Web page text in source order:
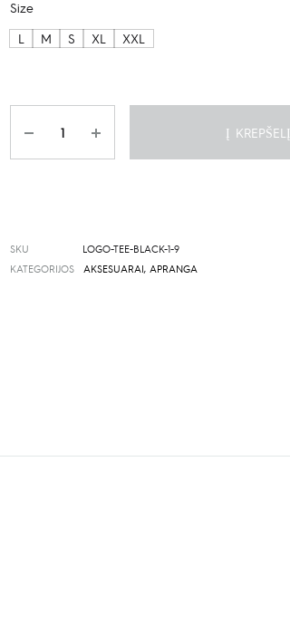
Size
L
M S XL XXL
Į KREPŠELĮ
SKU
LOGO-TEE-BLACK-1-9
KATEGORIJOS
AKSESUARAI, APRANGA